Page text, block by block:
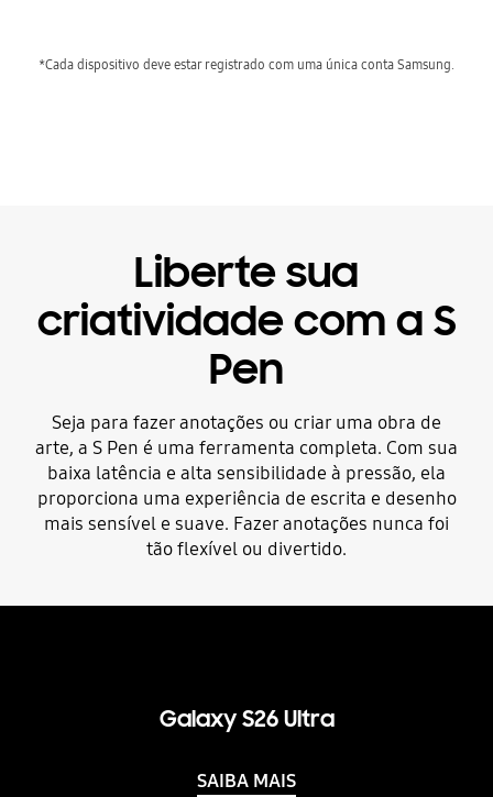
*Cada dispositivo deve estar registrado com uma única conta Samsung.
Liberte sua
criatividade com a S
Pen
Seja para fazer anotações ou criar uma obra de
arte, a S Pen é uma ferramenta completa. Com sua
baixa latência e alta sensibilidade à pressão, ela
proporciona uma experiência de escrita e desenho
mais sensível e suave. Fazer anotações nunca foi
tão flexível ou divertido.
Galaxy S26 Ultra
SAIBA MAIS